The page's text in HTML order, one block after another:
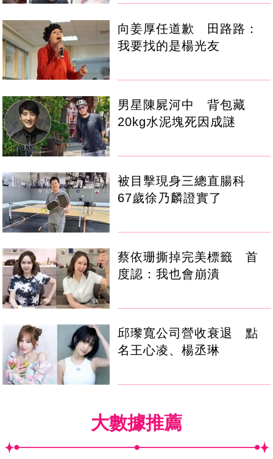
向姜厚任道歉 田路路：
我要找的是楊光友
男星陳屍河中 背包藏
20kg水泥塊死因成謎
被目擊現身三總直腸科
67歲徐乃麟證實了
蔡依珊撕掉完美標籤 首
度認：我也會崩潰
邱瓈寬公司營收衰退 點
名王心凌、楊丞琳
大數據推薦